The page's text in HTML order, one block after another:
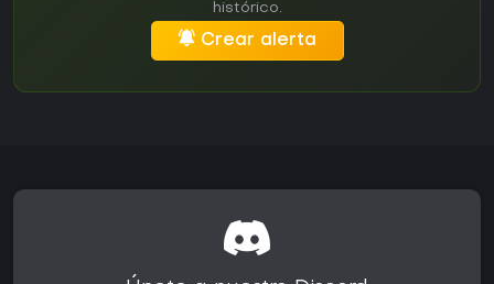
histórico.
Crear alerta